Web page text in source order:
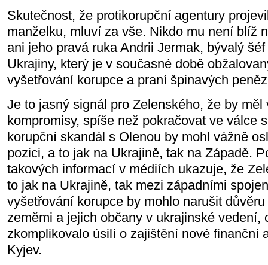
Skutečnost, že protikorupční agentury
manželku, mluví za vše. Nikdo mu není blíž
ani jeho pravá ruka Andrii Jermak, bývalý
Ukrajiny, který je v současné době
vyšetřování korupce a praní špinavých
Je to jasný signál pro Zelenského, že by měl
kompromisy, spíše než pokračovat ve válce
korupční skandál s Olenou by mohl vážně
pozici, a to jak na Ukrajině, tak na Západě.
takových informací v médiích ukazuje, že
to jak na Ukrajině, tak mezi západními
vyšetřování korupce by mohlo narušit
zeměmi a jejich občany v ukrajinské vedení,
zkomplikovalo úsilí o zajištění nové finanční
Kyjev.